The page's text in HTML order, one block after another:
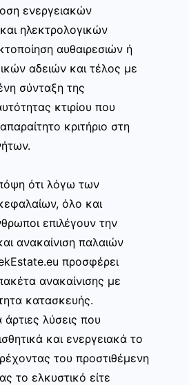
ενεργειακών
ηλεκτρολογικών
αυθαιρεσιών ή
αδειών και τέλος με
σύνταξη της
κτιρίου που
κριτήριο στη
ότι λόγω των
όλο και
επιλέγουν την
ανακαίνιση παλαιών
προσφέρει
ανακαίνισης με
κατασκευής.
άρτιες λύσεις που
και ενεργειακά το
του προστιθέμενη
το ελκυστικό είτε